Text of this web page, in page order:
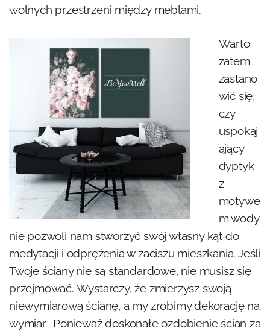
wolnych przestrzeni między meblami.
Warto
zatem
zastano
wić się,
czy
uspokaj
ający
dyptyk
z
motywe
m wody
nie pozwoli nam stworzyć swój własny kąt do
medytacji i odprężenia w zaciszu mieszkania. Jeśli
Twoje ściany nie są standardowe, nie musisz się
przejmować. Wystarczy, że zmierzysz swoją
niewymiarową ścianę, a my zrobimy dekorację na
wymiar. Ponieważ doskonałe ozdobienie ścian za